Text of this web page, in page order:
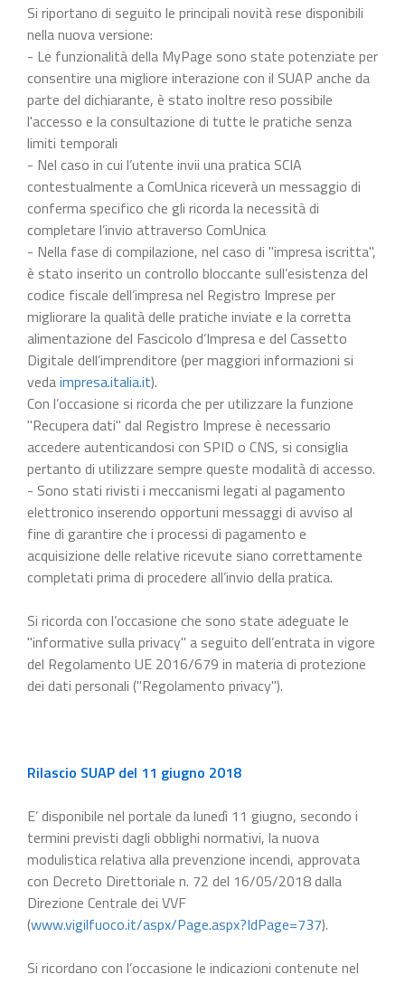
Si riportano di seguito le principali novità rese disponibili
nella nuova versione:
- Le funzionalità della MyPage sono state potenziate per
consentire una migliore interazione con il SUAP anche da
parte del dichiarante, è stato inoltre reso possibile
l'accesso e la consultazione di tutte le pratiche senza
limiti temporali
- Nel caso in cui l’utente invii una pratica SCIA
contestualmente a ComUnica riceverà un messaggio di
conferma specifico che gli ricorda la necessità di
completare l’invio attraverso ComUnica
- Nella fase di compilazione, nel caso di "impresa iscritta",
è stato inserito un controllo bloccante sull’esistenza del
codice fiscale dell’impresa nel Registro Imprese per
migliorare la qualità delle pratiche inviate e la corretta
alimentazione del Fascicolo d’Impresa e del Cassetto
Digitale dell’imprenditore (per maggiori informazioni si
vedaimpresa.italia.it).
Con l’occasione si ricorda che per utilizzare la funzione
"Recupera dati" dal Registro Imprese è necessario
accedere autenticandosi con SPID o CNS, si consiglia
pertanto di utilizzare sempre queste modalità di accesso.
- Sono stati rivisti i meccanismi legati al pagamento
elettronico inserendo opportuni messaggi di avviso al
fine di garantire che i processi di pagamento e
acquisizione delle relative ricevute siano correttamente
completati prima di procedere all’invio della pratica.
Si ricorda con l’occasione che sono state adeguate le
"informative sulla privacy" a seguito dell’entrata in vigore
del Regolamento UE 2016/679 in materia di protezione
dei dati personali ("Regolamento privacy").
Rilascio SUAP del 11 giugno 2018
E’ disponibile nel portale da lunedì 11 giugno, secondo i
termini previsti dagli obblighi normativi, la nuova
modulistica relativa alla prevenzione incendi, approvata
con Decreto Direttoriale n. 72 del 16/05/2018 dalla
Direzione Centrale dei VVF
(www.vigilfuoco.it/aspx/Page.aspx?IdPage=737).
Si ricordano con l’occasione le indicazioni contenute nel